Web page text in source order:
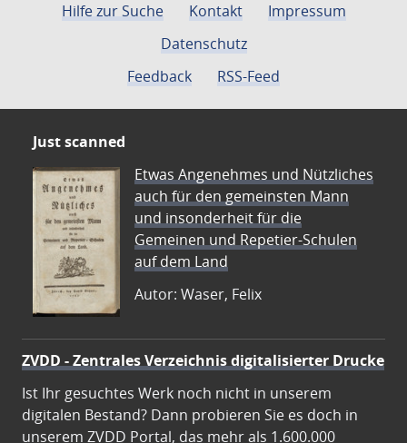
Hilfe zur Suche Kontakt
Impressum
Datenschutz
Feedback
RSS-Feed
Just scanned
Etwas Angenehmes und Nützliches
auch für den gemeinsten Mann
und insonderheit für die
Gemeinen und Repetier-Schulen
auf dem Land
Autor: Waser, Felix
ZVDD - Zentrales Verzeichnis digitalisierter Drucke
Ist Ihr gesuchtes Werk noch nicht in unserem
digitalen Bestand? Dann probieren Sie es doch in
unserem ZVDD Portal, das mehr als 1.600.000